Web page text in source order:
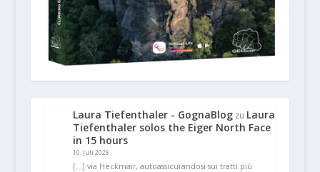
Laura Tiefenthaler - GognaBlogzu Laura
Tiefenthaler solos the Eiger North Face
in 15 hours
10. Juli 2026
[…] via Heckmair, autoassicurandosi sui tratti più